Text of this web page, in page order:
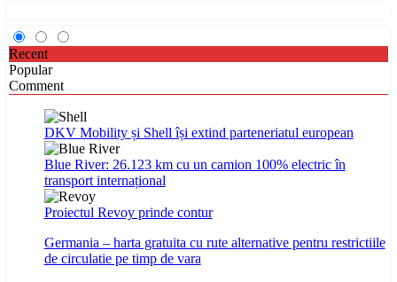
Recent
Popular
Comment
DKV Mobility și Shell își extind parteneriatul european
Blue River: 26.123 km cu un camion 100% electric în
transport internațional
Proiectul Revoy prinde contur
Germania – harta gratuita cu rute alternative pentru restrictiile
de circulatie pe timp de vara